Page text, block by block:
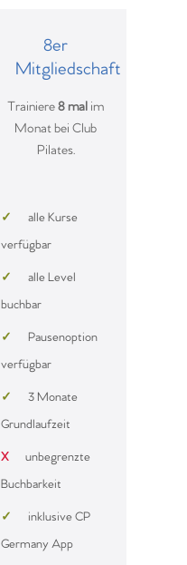
8er
Mitgliedschaft
Trainiere8 mal im
Monat bei Club
Pilates.
✓
alle Kurse
verfügbar
✓
alle Level
buchbar
✓
Pausenoption
verfügbar
✓
3 Monate
Grundlaufzeit
X unbegrenzte
Buchbarkeit
✓ inklusive CP
Germany App